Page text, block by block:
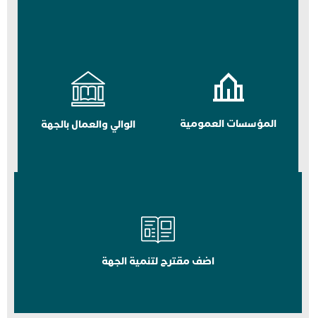
المؤسسات العمومية الوالي والعمال بالجهة
اضف مقترح لتنمية الجهة